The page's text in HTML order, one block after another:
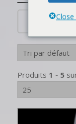
Scratch
Produits 1 - 5